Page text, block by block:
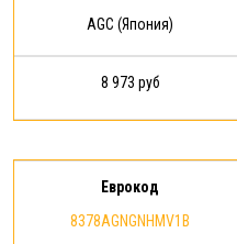
AGC (Япония)
8 973 руб
Еврокод
8378AGNGNHMV1B